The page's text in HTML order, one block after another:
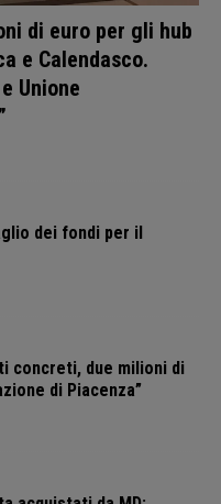
di euro per gli hub
e Calendasco.
Unione
dei fondi per il
concreti, due milioni di
di Piacenza”